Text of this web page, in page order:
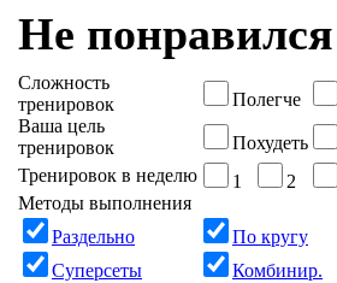
Не
Сложность
тренировок
Полегче
Ваша цель
тренировок
Похудеть
Тренировок в неделю
1 2
Методы выполнения
Раздельно
Суперсеты
По кругу
Комбинир.